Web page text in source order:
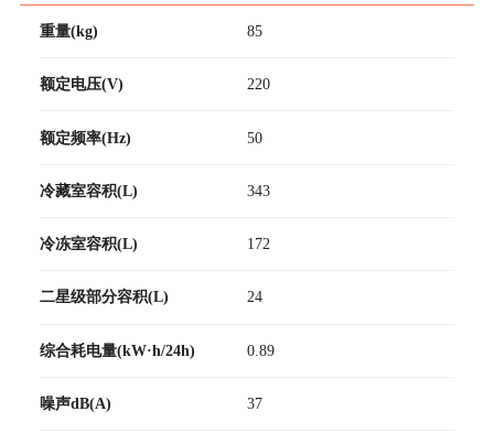
重量(kg) 85
额定电压(V) 220
额定频率(Hz) 50
冷藏室容积(L) 343
冷冻室容积(L) 172
二星级部分容积(L) 24
综合耗电量(kW·h/24h) 0.89
噪声dB(A) 37